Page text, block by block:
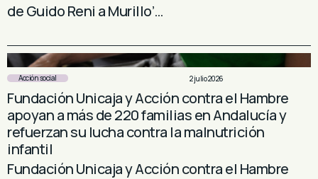
de Guido Reni a Murillo’…
Acción social 2 julio 2026
Fundación Unicaja y Acción contra el Hambre
apoyan a más de 220 familias en Andalucía y
refuerzan su lucha contra la malnutrición
infantil
Fundación Unicaja y Acción contra el Hambre